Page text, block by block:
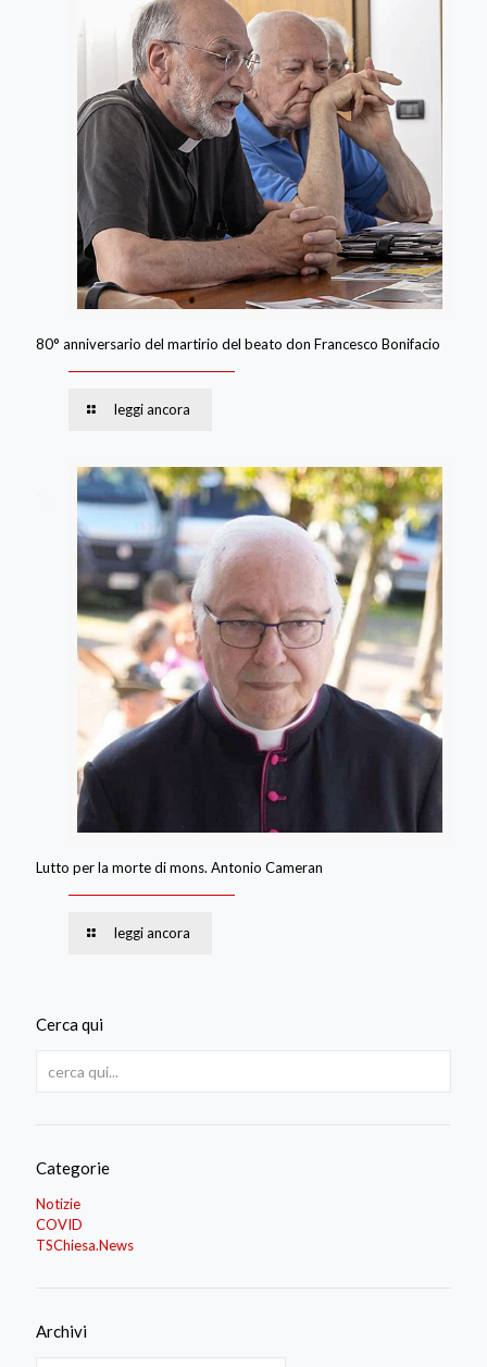
80° anniversario del martirio del beato don Francesco Bonifacio
leggi ancora
Lutto per la morte di mons. Antonio Cameran
leggi ancora
Cerca qui
Categorie
Notizie
COVID
TSChiesa.News
Archivi